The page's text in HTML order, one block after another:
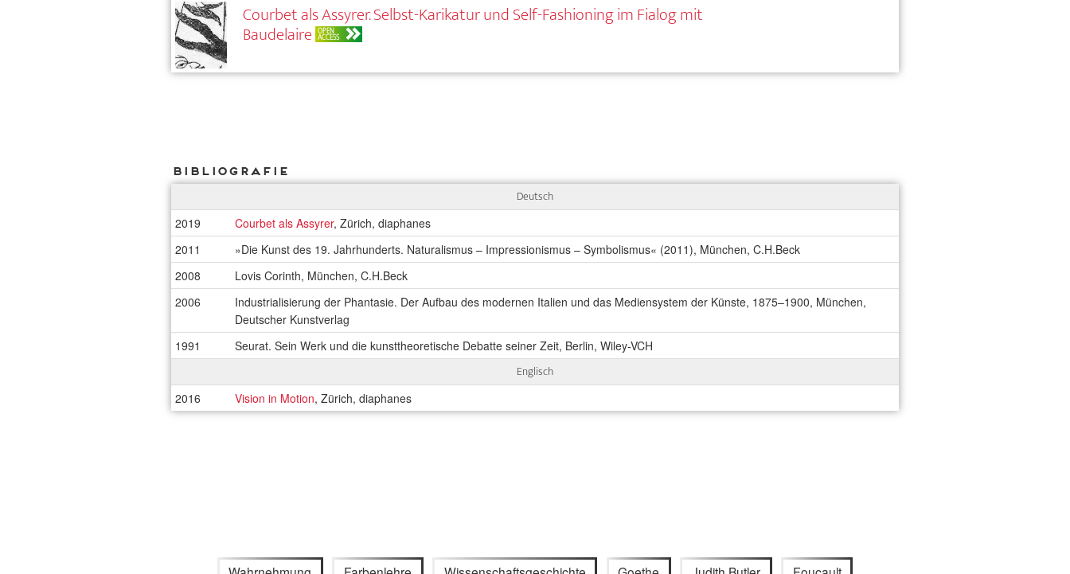
Courbet als Assyrer. Selbst-Karikatur und Self-Fashioning im Fialog mit
Baudelaire OPEN
ACCESS
Bibliografie
Deutsch
2019 Courbet als Assyrer, Zürich, diaphanes
2011
»Die Kunst des 19. Jahrhunderts. Naturalismus – Impressionismus – Symbolismus« (2011), München, C.H.Beck
2008
Lovis Corinth, München, C.H.Beck
2006
Industrialisierung der Phantasie. Der Aufbau des modernen Italien und das Mediensystem der Künste, 1875–1900, München,
Deutscher Kunstverlag
1991
Seurat. Sein Werk und die kunsttheoretische Debatte seiner Zeit, Berlin, Wiley-VCH
Englisch
2016 Vision in Motion, Zürich, diaphanes